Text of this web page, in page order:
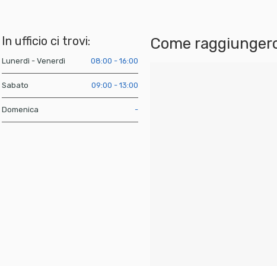
In ufficio ci trovi:
Lunerdì - Venerdì 08:00 - 16:00
Sabato 09:00 - 13:00
Domenica -
Come